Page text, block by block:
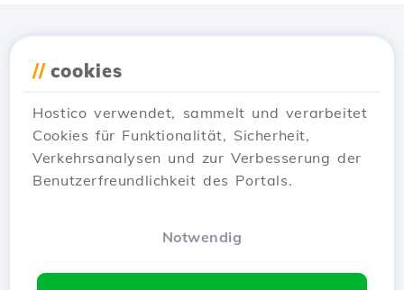
// cookies
Hostico verwendet, sammelt und verarbeitet
Cookies für Funktionalität, Sicherheit,
Verkehrsanalysen und zur Verbesserung der
Benutzerfreundlichkeit des Portals.
Notwendig